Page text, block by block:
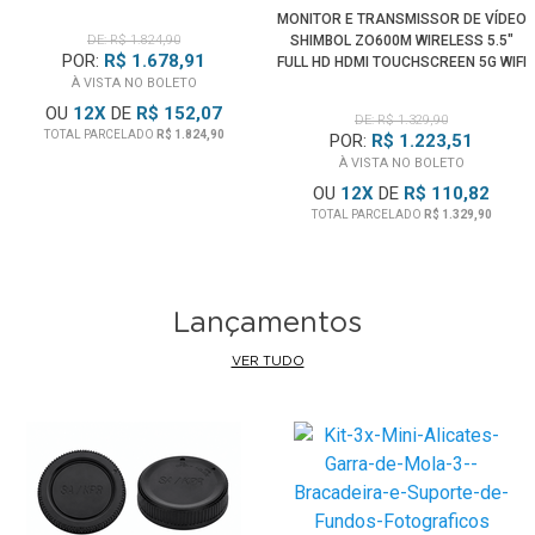
Saída de Áudio
Monitore seu áudio usando o conector P2 de 3.5mm para
fones de ouvido ou alto-falantes.
fotografia de diferentes cenas.
incorporado dentro de um Case Rígido sendo um gabinete
para transporte e proteção. Alêm disso acompanha um
para-sol.
DE: R$ 1.824,90
POR: R$ 1.678,91
À VISTA NO BOLETO
OU 12X DE R$ 152,07
TOTAL PARCELADO R$ 1.824,90
MONITOR E TRANSMISSOR DE VÍDEO
SHIMBOL ZO600M WIRELESS 5.5"
FULL HD HDMI TOUCHSCREEN 5G WIFI
DE: R$ 1.329,90
POR: R$ 1.223,51
À VISTA NO BOLETO
OU 12X DE R$ 110,82
TOTAL PARCELADO R$ 1.329,90
Lançamentos
VER TUDO